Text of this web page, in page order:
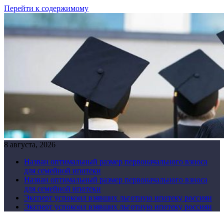
Перейти к содержимому
8 августа, 2026
Назван оптимальный размер первоначального взноса
для семейной ипотеки
Назван оптимальный размер первоначального взноса
для семейной ипотеки
Эксперт успокоил взявших льготную ипотеку россиян
Эксперт успокоил взявших льготную ипотеку россиян